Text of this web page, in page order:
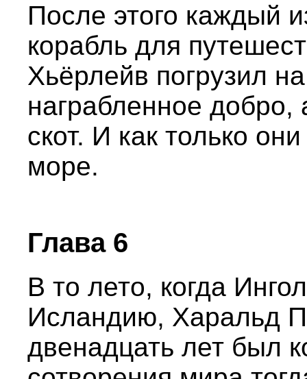
После этого каждый
корабль для
Хьёрлейв погрузил
награбленное
скот. И как только
море.
Глава 6
В то лето, когда
Исландию, Харальд
двенадцать лет был